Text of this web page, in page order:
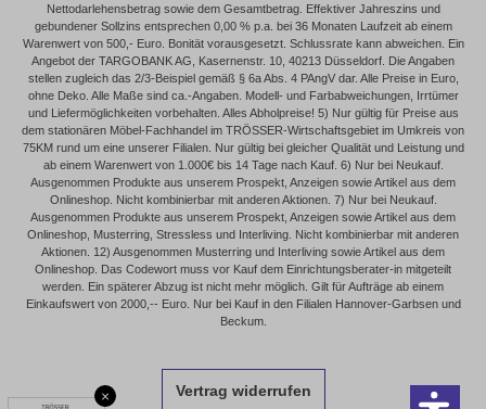
×
Nettodarlehensbetrag sowie dem Gesamtbetrag. Effektiver Jahreszins und
gebundener Sollzins entsprechen 0,00 % p.a. bei 36 Monaten Laufzeit ab einem
Warenwert von 500,- Euro. Bonität vorausgesetzt. Schlussrate kann abweichen. Ein
Angebot der TARGOBANK AG, Kasernenstr. 10, 40213 Düsseldorf. Die Angaben
stellen zugleich das 2/3-Beispiel gemäß § 6a Abs. 4 PAngV dar. Alle Preise in Euro,
ohne Deko. Alle Maße sind ca.-Angaben. Modell- und Farbabweichungen, Irrtümer
und Liefermöglichkeiten vorbehalten. Alles Abholpreise! 5) Nur gültig für Preise aus
dem stationären Möbel-Fachhandel im TRÖSSER-Wirtschaftsgebiet im Umkreis von
75KM rund um eine unserer Filialen. Nur gültig bei gleicher Qualität und Leistung und
ab einem Warenwert von 1.000€ bis 14 Tage nach Kauf. 6) Nur bei Neukauf.
Ausgenommen Produkte aus unserem Prospekt, Anzeigen sowie Artikel aus dem
Onlineshop. Nicht kombinierbar mit anderen Aktionen. 7) Nur bei Neukauf.
Ausgenommen Produkte aus unserem Prospekt, Anzeigen sowie Artikel aus dem
Onlineshop, Musterring, Stressless und Interliving. Nicht kombinierbar mit anderen
Aktionen. 12) Ausgenommen Musterring und Interliving sowie Artikel aus dem
Onlineshop. Das Codewort muss vor Kauf dem Einrichtungsberater-in mitgeteilt
werden. Ein späterer Abzug ist nicht mehr möglich. Gilt für Aufträge ab einem
Einkaufswert von 2000,-- Euro. Nur bei Kauf in den Filialen Hannover-Garbsen und
Beckum.
Vertrag widerrufen